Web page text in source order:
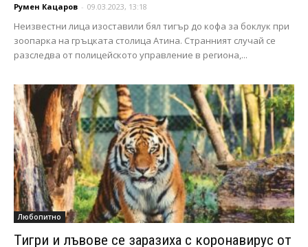
Румен Кацаров - 09.03.2023, 13:18
Неизвестни лица изоставили бял тигър до кофа за боклук при
зоопарка на гръцката столица Атина. Странният случай се
разследва от полицейското управление в региона,...
Любопитно
Тигри и лъвове се заразиха с коронавирус от